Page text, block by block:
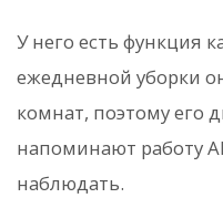
У него есть функция
ежедневной уборки
комнат, поэтому его
напоминают работу
наблюдать.